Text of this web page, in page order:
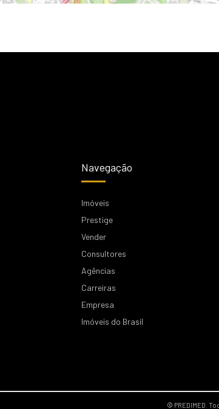
Navegação
Imóveis
Prestige
Vender
Consultores
Agências
Carreiras
Empresa
Imóveis do Brasil
© PREDIMED.